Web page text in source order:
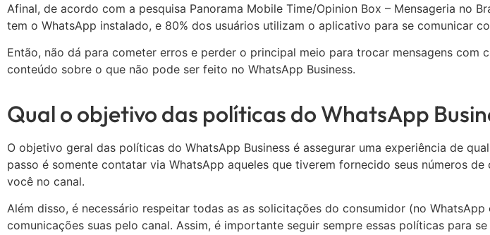
Afinal, de acordo com a pesquisa Panorama Mobile Time/Opinion Box – Mensageria no
tem o WhatsApp instalado, e 80% dos usuários utilizam o aplicativo para se comunicar
Então, não dá para cometer erros e perder o principal meio para trocar mensagens com
conteúdo sobre o que não pode ser feito no WhatsApp Business.
Qual o objetivo das políticas do WhatsApp
O objetivo geral das políticas do WhatsApp Business é assegurar uma experiência de
passo é somente contatar via WhatsApp aqueles que tiverem fornecido seus números
você no canal.
Além disso, é necessário respeitar todas as as solicitações do consumidor (no
comunicações suas pelo canal. Assim, é importante seguir sempre essas políticas para